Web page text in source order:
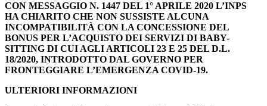
CON MESSAGGIO N. 1447 DEL 1° APRILE 2020 L’INPS
HA CHIARITO CHE NON SUSSISTE ALCUNA
INCOMPATIBILITÀ CON LA CONCESSIONE DEL
BONUS PER L’ACQUISTO DEI SERVIZI DI BABY-
SITTING DI CUI AGLI ARTICOLI 23 E 25 DEL D.L.
18/2020, INTRODOTTO DAL GOVERNO PER
FRONTEGGIARE L’EMERGENZA COVID-19.
ULTERIORI INFORMAZIONI